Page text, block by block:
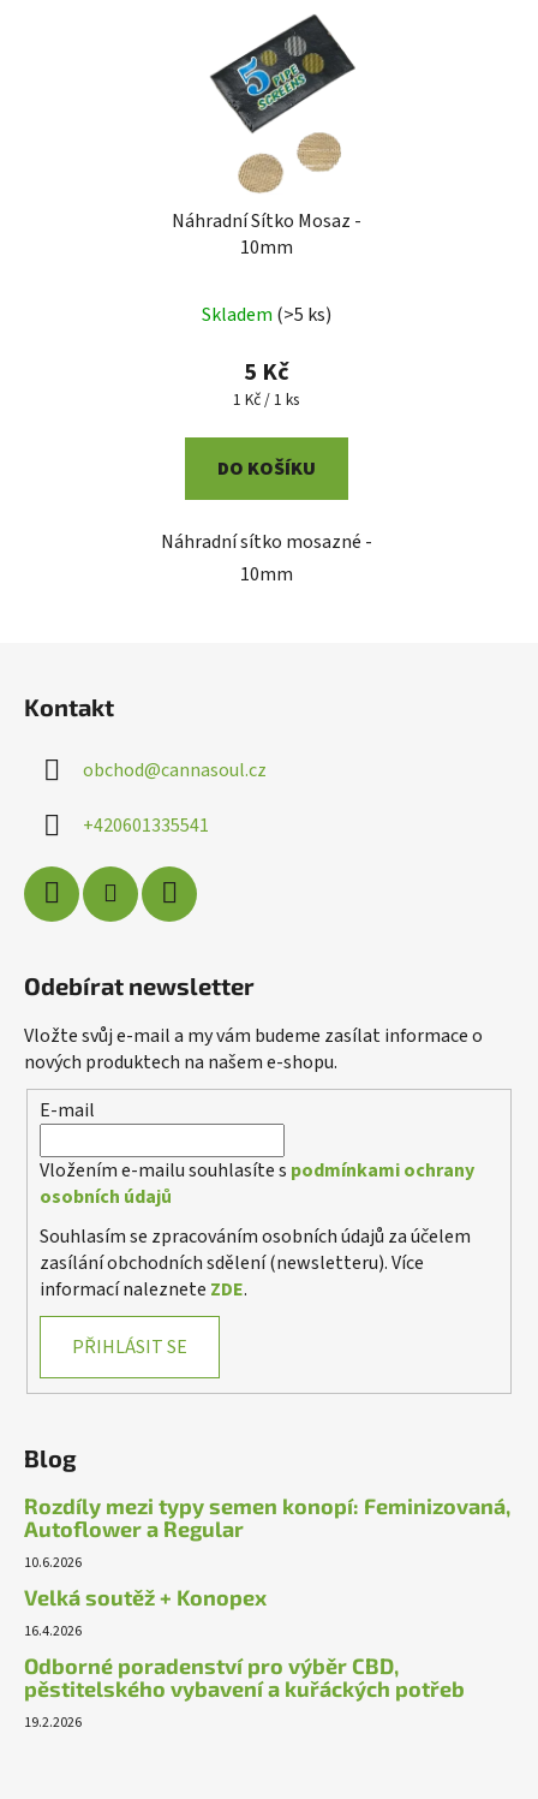
Náhradní Sítko Mosaz -
10mm
Skladem (>5 ks)
5 Kč
Měrná
1 Kč / 1 ks
DO KOŠÍKU
Náhradní sítko mosazné -
10mm
Kontakt
obchod@cannasoul.cz
+420601335541
Odebírat newsletter
Vložte svůj e-mail a my vám budeme zasílat informace o
nových produktech na našem e-shopu.
E-mail
Vložením e-mailu souhlasíte s podmínkami ochrany
osobních údajů
Souhlasím se zpracováním osobních údajů za účelem
zasílání obchodních sdělení (newsletteru). Více
informací naleznete ZDE.
PŘIHLÁSIT SE
Blog
Rozdíly mezi typy semen konopí: Feminizovaná,
Autoflower a Regular
10.6.2026
Velká soutěž + Konopex
16.4.2026
Odborné poradenství pro výběr CBD,
pěstitelského vybavení a kuřáckých potřeb
19.2.2026